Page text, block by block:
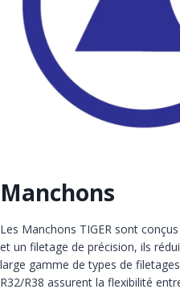
Manchons
Les Manchons TIGER sont
et un filetage de précision, ils
large gamme de types de
R32/R38 assurent la flexibilité